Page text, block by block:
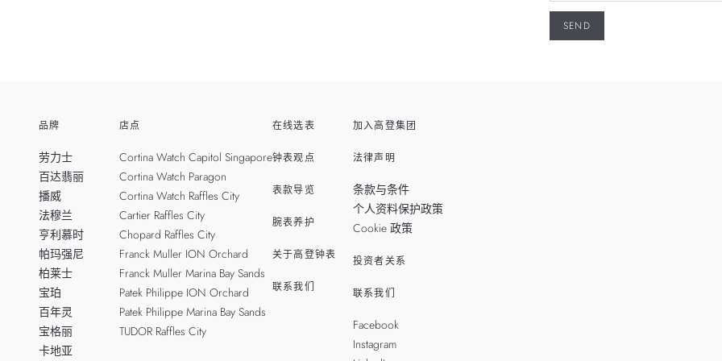
品牌
劳力士
百达翡丽
播威
法穆兰
亨利慕时
帕玛强尼
柏莱士
宝珀
百年灵
宝格丽
卡地亚
店点
Cortina Watch Capitol Singapore
Cortina Watch Paragon
Cortina Watch Raffles City
Cartier Raffles City
Chopard Raffles City
Franck Muller ION Orchard
Franck Muller Marina Bay Sands
Patek Philippe ION Orchard
Patek Philippe Marina Bay Sands
TUDOR Raffles City
在线选表
钟表观点
表款导览
腕表养护
关于高登钟表
联系我们
加入高登集团
法律声明
条款与条件
个人资料保护政策
Cookie 政策
投资者关系
联系我们
Facebook
Instagram